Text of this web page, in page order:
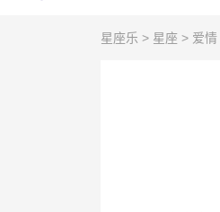
星座乐 > 星座 > 爱情